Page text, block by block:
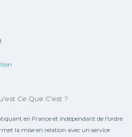
Ce Que C'est ?
en France et indépendant de l'ordre
la mise en relation avec un service